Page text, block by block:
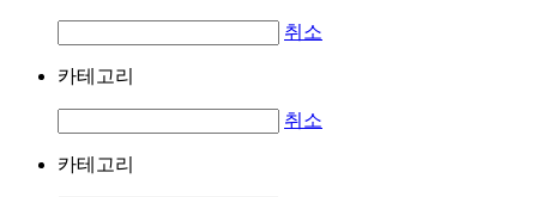
취소
카테고리
취소
카테고리